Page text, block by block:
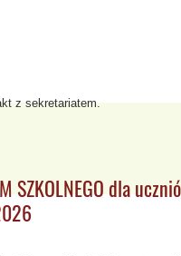
z sekretariatem.
SZKOLNEGO dla